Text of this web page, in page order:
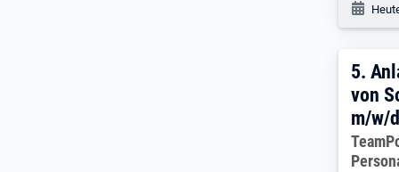
5.
5.
von
m/w/